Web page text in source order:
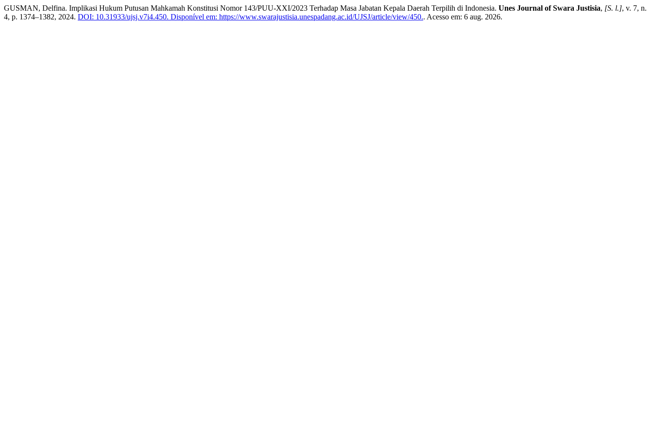
GUSMAN, Delfina. Implikasi Hukum Putusan Mahkamah Konstitusi Nomor 143/PUU-XXI/2023 Terhadap Masa Jabatan Kepala Daerah Terpilih di Indonesia. Unes Journal of Swara Justisia, [S. l.], v. 7, n.
4, p. 1374–1382, 2024. DOI: 10.31933/ujsj.v7i4.450. Disponível em: https://www.swarajustisia.unespadang.ac.id/UJSJ/article/view/450.. Acesso em: 6 aug. 2026.